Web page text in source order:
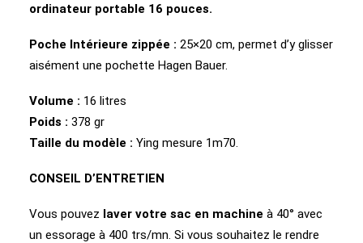
ordinateur portable 16 pouces.
Poche Intérieure zippée : 25×20 cm, permet d’y glisser
aisément une pochette Hagen Bauer.
Volume : 16 litres
Poids : 378 gr
Taille du modèle : Ying mesure 1m70.
CONSEIL D’ENTRETIEN
Vous pouvez laver votre sac en machine à 40° avec
un essorage à 400 trs/mn. Si vous souhaitez le rendre